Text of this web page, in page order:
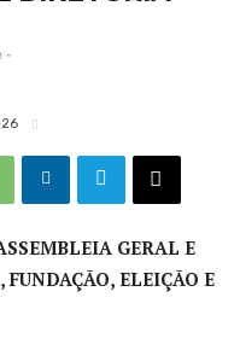
-
GERAL E
ELEIÇÃO E